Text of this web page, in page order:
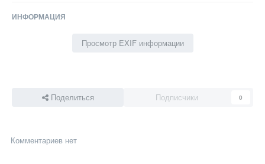
ИНФОРМАЦИЯ
Просмотр EXIF информации
Поделиться Подписчики 0
Комментариев нет